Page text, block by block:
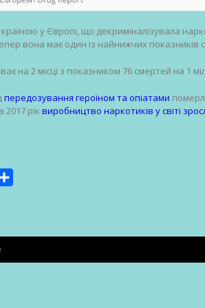
у Європі, що декриміналізувала
вона має один із найнижчих
на 2 місці з показником 76 смертей на 1
передозування героїном та опіатами
рік виробництво наркотиків у світі